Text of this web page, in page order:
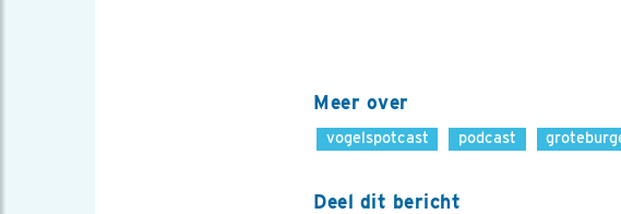
Meer over
vogelspotcast podcast
Deel dit bericht